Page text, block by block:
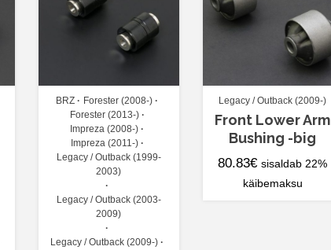
BRZ
Forester (2008-)
Forester (2013-)
Impreza (2008-)
Impreza (2011-)
Legacy / Outback (1999-
2003)
Legacy / Outback (2003-
2009)
Legacy / Outback (2009-)
Legacy / Outback (2009-)
Front Lower Arm
Bushing -big
80.83€ sisaldab 22%
käibemaksu